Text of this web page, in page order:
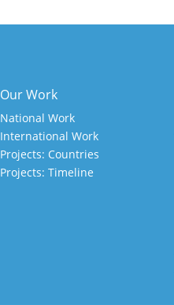
Our Work
National Work
International Work
Projects: Countries
Projects: Timeline